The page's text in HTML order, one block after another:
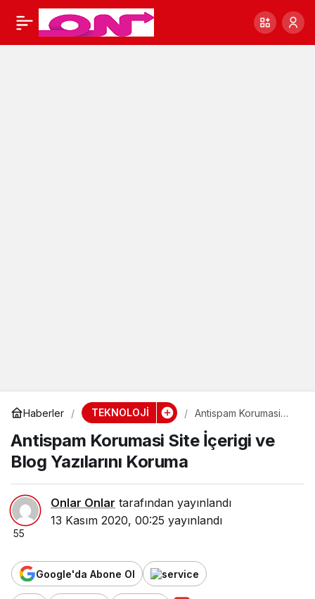
Haberler TEKNOLOJİ
Antispam Korumasi
Yazılarını Koruma
Antispam Korumasi Site İçerigi ve
Blog Yazılarını Koruma
Onlar Onlar tarafından yayınlandı
13 Kasım 2020, 00:25 yayınlandı
55
Google'da Abone Ol
Website index sayisi Paylaş